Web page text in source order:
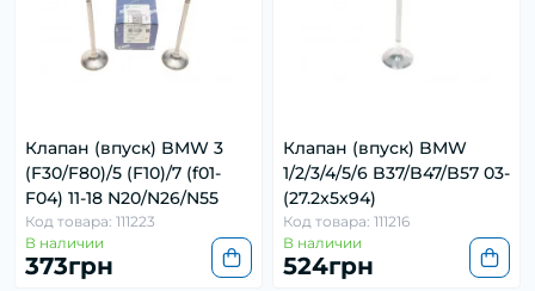
Клапан (впуск) BMW 3
(F30/F80)/5 (F10)/7 (f01-
F04) 11-18 N20/N26/N55
Код товара: 111223
В наличии
373грн
Клапан (впуск) BMW
1/2/3/4/5/6 B37/B47/B57 03-
(27.2x5x94)
Код товара: 111216
В наличии
524грн